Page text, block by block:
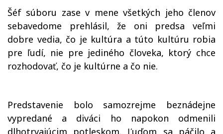
Šéf súboru zase v mene všetkých jeho členov
sebavedome prehlásil, že oni predsa veľmi
dobre vedia, čo je kultúra a túto kultúru robia
pre ľudí, nie pre jediného človeka, ktorý chce
rozhodovať, čo je kultúrne a čo nie.
Predstavenie bolo samozrejme beznádejne
vypredané a diváci ho napokon odmenili
dlhotrvajúcim potleskom. Ľuďom sa páčilo a